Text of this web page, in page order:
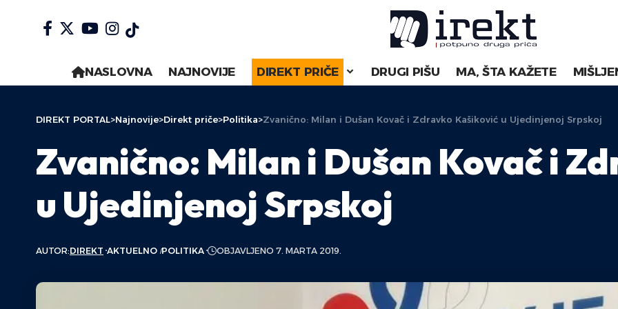
NASLOVNA NAJNOVIJE DIREKT PRIČE DRUGI PIŠU MA, ŠTA KAŽETE
DIREKT PORTAL>Najnovije>Direkt priče>Politika>Zvanično: Milan i Dušan Kovač i Zdravko Kašiković u Ujedinjenoj Srpskoj
Zvanično: Milan i Dušan Kovač i
u Ujedinjenoj Srpskoj
AUTOR:DIREKT AKTUELNO POLITIKA OBJAVLJENO 7. MARTA 2019.